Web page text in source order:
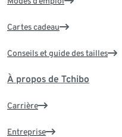
Cartes cadeau
Conseils et guide des tailles
À propos de Tchibo
Carrière
Entreprise